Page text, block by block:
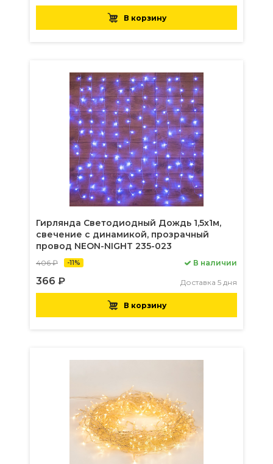
В корзину
Гирлянда Светодиодный Дождь 1,5х1м,
свечение с динамикой, прозрачный
провод NEON-NIGHT 235-023
406 ₽ -11%
366 ₽
В наличии
Доставка 5 дня
В корзину